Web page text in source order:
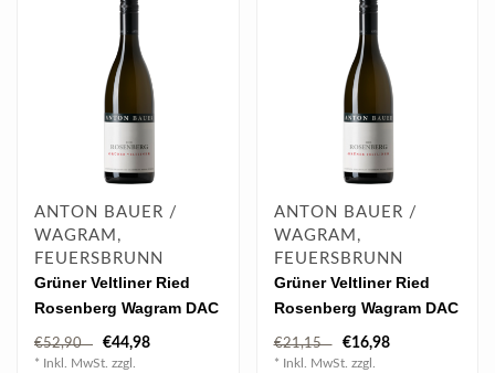
ANTON BAUER /
WAGRAM,
FEUERSBRUNN
Grüner Veltliner Ried
Rosenberg Wagram DAC
2024 Magnum 1.50 l
€52,90 €44,98
* Inkl. MwSt. zzgl.
ANTON BAUER /
WAGRAM,
FEUERSBRUNN
Grüner Veltliner Ried
Rosenberg Wagram DAC
2024 0.75 l
€21,15 €16,98
* Inkl. MwSt. zzgl.